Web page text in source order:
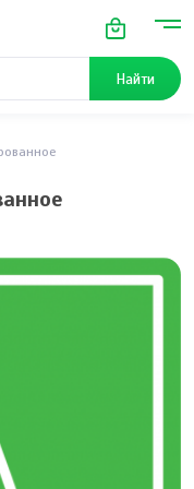
Найти